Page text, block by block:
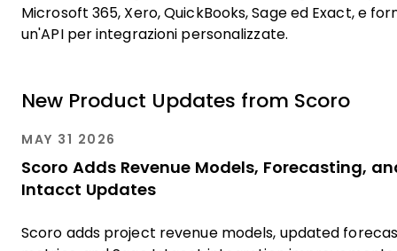
Microsoft 365, Xero, QuickBooks, Sage ed Exact, e
un'API per integrazioni personalizzate.
New Product Updates from Scoro
MAY 31 2026
Scoro Adds Revenue Models, Forecasting,
Intacct Updates
Scoro adds project revenue models, updated